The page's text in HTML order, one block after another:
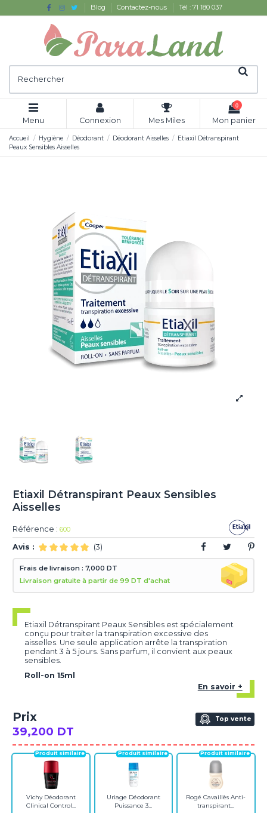
Blog Contactez-nous Tél : 71 180 037
Menu Connexion Mes Miles
0
Mon panier
Accueil Hygiène Déodorant Déodorant Aisselles
Etiaxil Détranspirant
Peaux Sensibles Aisselles
Etiaxil Détranspirant Peaux Sensibles
Aisselles
Référence : 600
Avis : (3)
Frais de livraison : 7,000 DT
Livraison gratuite à partir de 99 DT d'achat
Etiaxil Détranspirant Peaux Sensibles est spécialement
conçu pour traiter la transpiration excessive des
aisselles. Une seule application arrête la transpiration
pendant 3 à 5 jours. Sans parfum, il convient aux peaux
sensibles.
Roll-on 15ml
En savoir +
Prix
39,200 DT
Top vente
Vichy Déodorant
Clinical Control...
Uriage Déodorant
Puissance 3...
Rogé Cavaillès Anti-
transpirant...